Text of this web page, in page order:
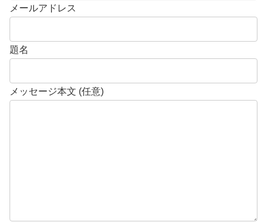
メールアドレス
題名
メッセージ本文 (任意)